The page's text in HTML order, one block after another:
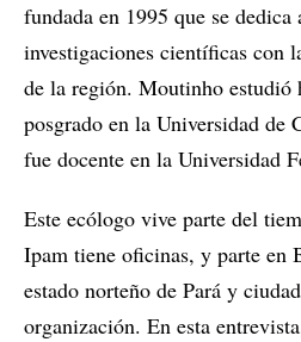
fundada en 1995 que se dedica
investigaciones científicas con
de la región. Moutinho estudió
posgrado en la Universidad de
fue docente en la Universidad
Este ecólogo vive parte del
Ipam tiene oficinas, y parte en
estado norteño de Pará y
organización. En esta